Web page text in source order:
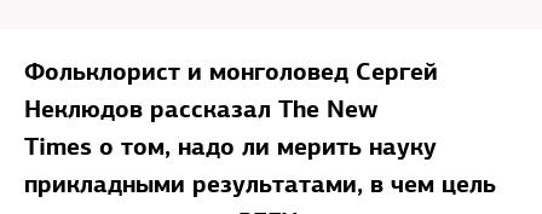
Фольклорист и монголовед Сергей
Неклюдов рассказал The New
Times о том, надо ли мерить науку
прикладными результатами, в чем цель